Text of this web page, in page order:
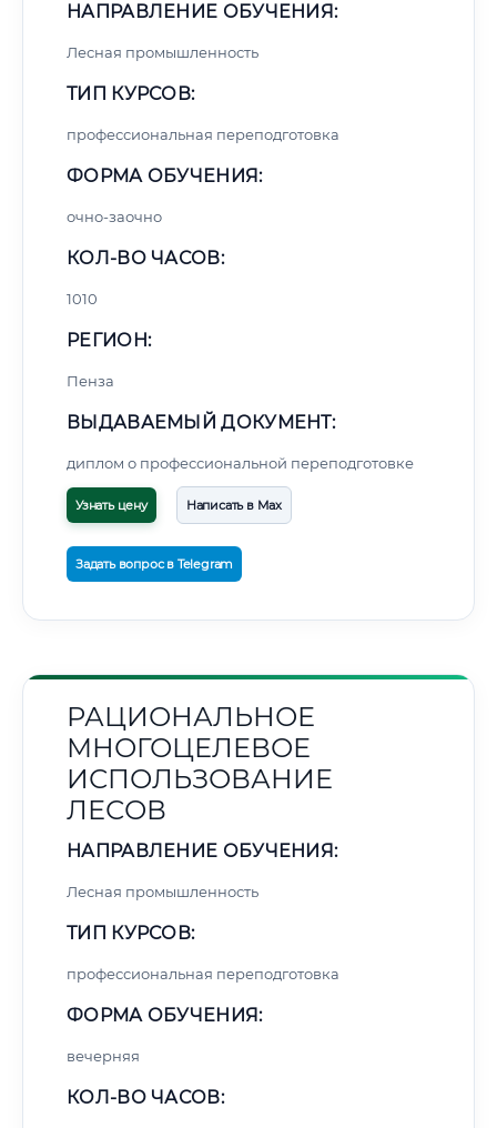
НАПРАВЛЕНИЕ ОБУЧЕНИЯ:
Лесная промышленность
ТИП КУРСОВ:
профессиональная переподготовка
ФОРМА ОБУЧЕНИЯ:
очно-заочно
КОЛ-ВО ЧАСОВ:
1010
РЕГИОН:
Пенза
ВЫДАВАЕМЫЙ ДОКУМЕНТ:
диплом о профессиональной переподготовке
Узнать цену Написать в Max
Задать вопрос в Telegram
РАЦИОНАЛЬНОЕ
МНОГОЦЕЛЕВОЕ
ИСПОЛЬЗОВАНИЕ
ЛЕСОВ
НАПРАВЛЕНИЕ ОБУЧЕНИЯ:
Лесная промышленность
ТИП КУРСОВ:
профессиональная переподготовка
ФОРМА ОБУЧЕНИЯ:
вечерняя
КОЛ-ВО ЧАСОВ: